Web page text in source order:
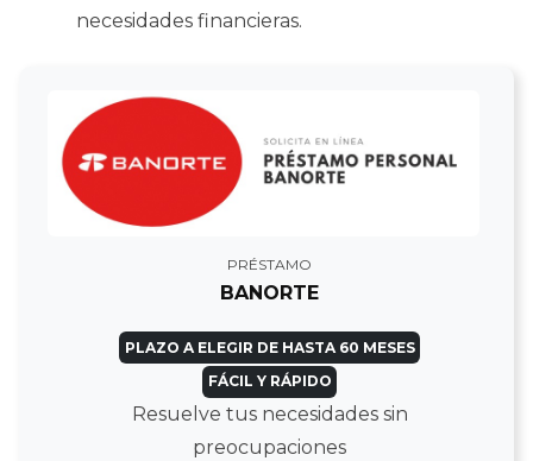
necesidades financieras.
PRÉSTAMO
BANORTE
PLAZO A ELEGIR DE HASTA 60 MESES
FÁCIL Y RÁPIDO
Resuelve tus necesidades sin
preocupaciones